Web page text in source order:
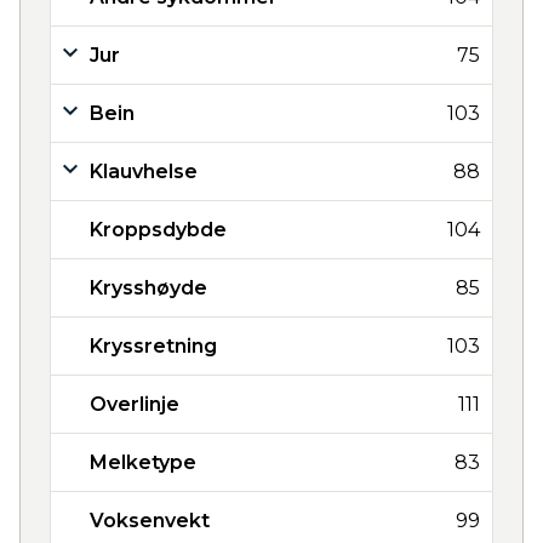
Jur 75
Bein 103
Klauvhelse 88
Kroppsdybde 104
Krysshøyde 85
Kryssretning 103
Overlinje 111
Melketype 83
Voksenvekt 99